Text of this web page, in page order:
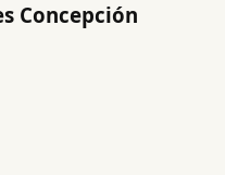
Concepción